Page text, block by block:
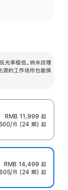
光率极低。纳米纹理
源的工作场所也能保
RMB 11,999 起
月 (24 期) 起
RMB 14,499 起
月 (24 期) 起